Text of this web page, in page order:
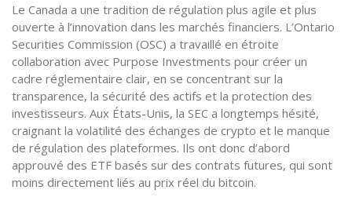
Le Canada a une tradition de régulation plus agile et plus
ouverte à l’innovation dans les marchés financiers. L’Ontario
Securities Commission (OSC) a travaillé en étroite
collaboration avec Purpose Investments pour créer un
cadre réglementaire clair, en se concentrant sur la
transparence, la sécurité des actifs et la protection des
investisseurs. Aux États-Unis, la SEC a longtemps hésité,
craignant la volatilité des échanges de crypto et le manque
de régulation des plateformes. Ils ont donc d’abord
approuvé des ETF basés sur des contrats futures, qui sont
moins directement liés au prix réel du bitcoin.